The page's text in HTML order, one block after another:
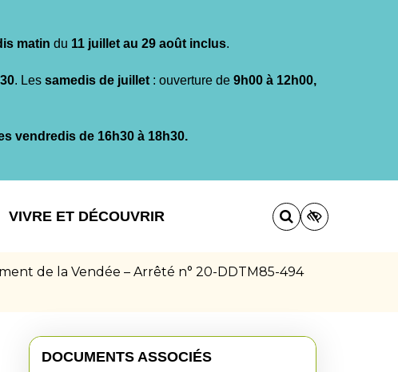
matin du 11 juillet au 29 août inclus.
. Les samedis de juillet : ouverture de 9h00 à 12h00,
vendredis de 16h30 à 18h30.
VIVRE ET DÉCOUVRIR
de la Vendée – Arrêté n° 20-DDTM85-494
DOCUMENTS ASSOCIÉS